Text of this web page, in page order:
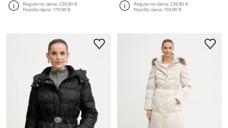
Regularna cijena:239,90 €
Najniža cijena:179,90 €
Regularna cijena:239,90 €
Najniža cijena:159,90 €